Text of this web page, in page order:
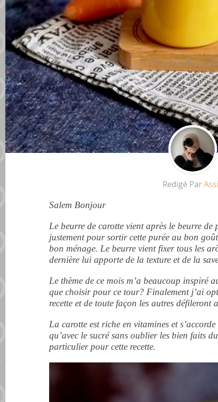
Redigé Par
Salem Bonjour
Le beurre de carotte vient après le beurre de
justement pour sortir cette purée au bon
bon ménage. Le beurre vient fixer tous les
dernière lui apporte de la texture et de la
Le thème de ce mois m’a beaucoup inspiré
que choisir pour ce tour? Finalement j’ai
recette et de toute façon les autres défileront
La carotte est riche en vitamines et
qu’avec le sucré sans oublier les bien faits
particulier pour cette recette.